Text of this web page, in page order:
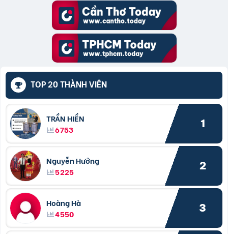
TOP 20 THÀNH VIÊN
TRẦN HIỀN
6753
1
Nguyễn Hưởng
5225
2
Hoàng Hà
4550
3